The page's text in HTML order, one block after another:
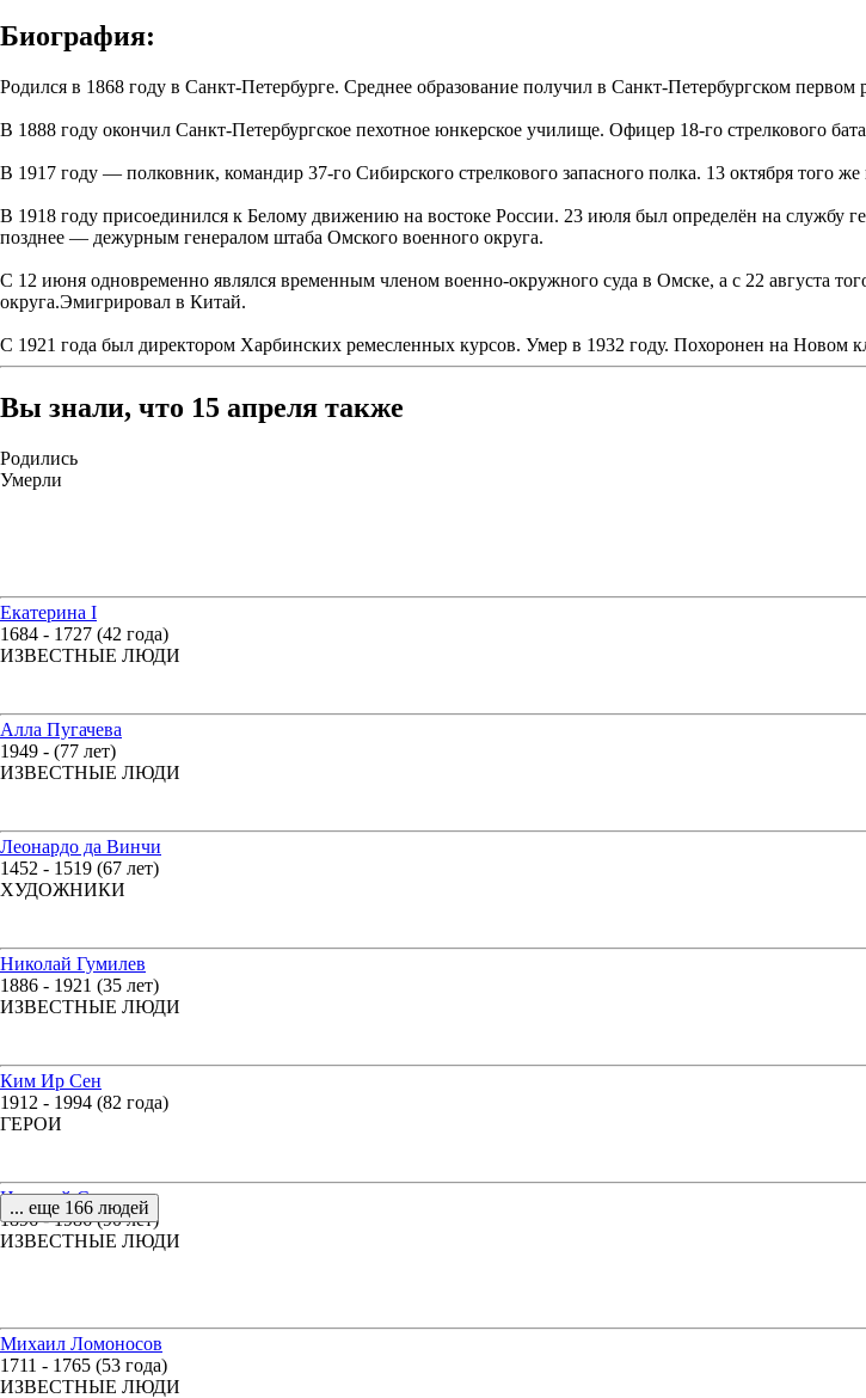
Биография:
Родился в 1868 году в Санкт-Петербурге. Среднее образование получил в Санкт-Петербургском первом
В 1888 году окончил Санкт-Петербургское пехотное юнкерское училище. Офицер 18-го стрелкового
В 1917 году — полковник, командир 37-го Сибирского стрелкового запасного полка. 13 октября того
В 1918 году присоединился к Белому движению на востоке России. 23 июля был определён на службу
позднее — дежурным генералом штаба Омского военного округа.
С 12 июня одновременно являлся временным членом военно-окружного суда в Омске, а с 22 августа
округа.Эмигрировал в Китай.
С 1921 года был директором Харбинских ремесленных курсов. Умер в 1932 году. Похоронен на Новом
Вы знали, что 15 апреля также
Родились
Умерли
Екатерина I
1684 - 1727 (42 года)
ИЗВЕСТНЫЕ ЛЮДИ
Алла Пугачева
1949 - (77 лет)
ИЗВЕСТНЫЕ ЛЮДИ
Леонардо да Винчи
1452 - 1519 (67 лет)
ХУДОЖНИКИ
Николай Гумилев
1886 - 1921 (35 лет)
ИЗВЕСТНЫЕ ЛЮДИ
Ким Ир Сен
1912 - 1994 (82 года)
ГЕРОИ
Николай Семенов
1896 - 1986 (90 лет)
ИЗВЕСТНЫЕ ЛЮДИ
... еще 166 людей
Михаил Ломоносов
1711 - 1765 (53 года)
ИЗВЕСТНЫЕ ЛЮДИ